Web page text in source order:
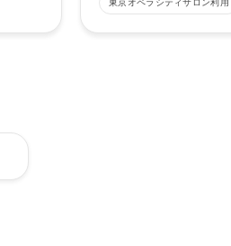
東京オペラシティサロン利用